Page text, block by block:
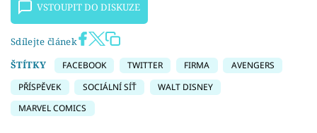
VSTOUPIT DO DISKUZE
Sdílejte článek
ŠTÍTKY
FACEBOOK TWITTER FIRMA
AVENGERS
PŘÍSPĚVEK
SOCIÁLNÍ SÍŤ
WALT DISNEY
MARVEL COMICS